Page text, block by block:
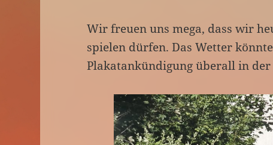
Wir freuen uns mega, dass wir
spielen dürfen. Das Wetter
Plakatankündigung überall in